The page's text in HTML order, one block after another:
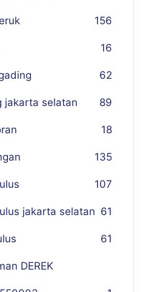
156
16
62
jakarta selatan 89
18
135
107
jakarta selatan 61
61
DEREK